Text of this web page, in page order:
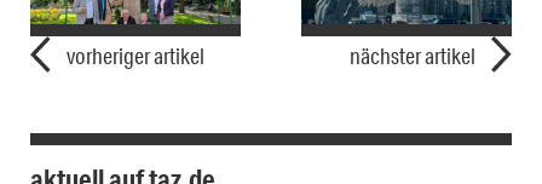
vorheriger artikel nächster artikel